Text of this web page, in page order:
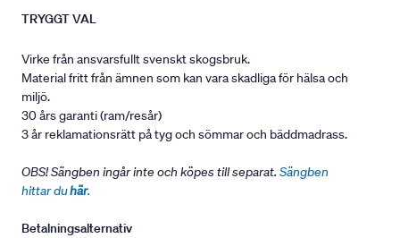
TRYGGT VAL
Virke från ansvarsfullt svenskt skogsbruk.
Material fritt från ämnen som kan vara skadliga för hälsa och
miljö.
30 års garanti (ram/resår)
3 år reklamationsrätt på tyg och sömmar och bäddmadrass.
OBS! Sängben ingår inte och köpes till separat. Sängben
hittar duhär.
Betalningsalternativ